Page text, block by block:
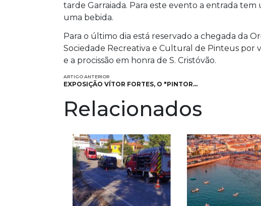
tarde Garraiada. Para este evento a entrada
uma bebida.
Para o último dia está reservado a chegada da
Sociedade Recreativa e Cultural de Pinteus por
e a procissão em honra de S. Cristóvão.
ARTIGO ANTERIOR
EXPOSIÇÃO VÍTOR FORTES, O "PINTOR…
Relacionados